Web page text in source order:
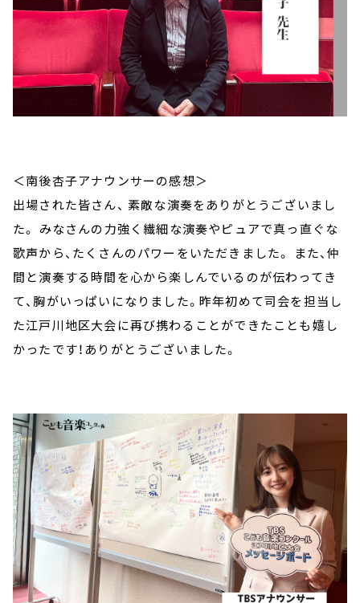
＜南後杏子アナウンサーの感想＞
出場された皆さん、 素敵な演奏をありがとうございまし
た。 みなさんの力強く繊細な演奏やピュアで真っ直ぐな
歌声から、たくさんのパワーをいただきました。 また、仲
間と演奏する時間を心から楽しんでいるのが伝わってき
て、胸がいっぱいになりました。昨年初めて司会を担当し
た江戸川地区大会に再び携わることができたことも嬉し
かったです！ありがとうございました。